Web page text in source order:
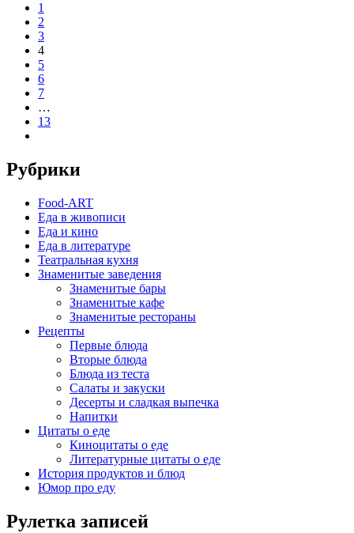
1
2
3
4
5
6
7
…
13
Рубрики
Food-ART
Еда в живописи
Еда и кино
Еда в литературе
Театральная кухня
Знаменитые заведения
Знаменитые бары
Знаменитые кафе
Знаменитые рестораны
Рецепты
Первые блюда
Вторые блюда
Блюда из теста
Салаты и закуски
Десерты и сладкая выпечка
Напитки
Цитаты о еде
Киноцитаты о еде
Литературные цитаты o еде
История продуктов и блюд
Юмор про еду
Рулетка записей